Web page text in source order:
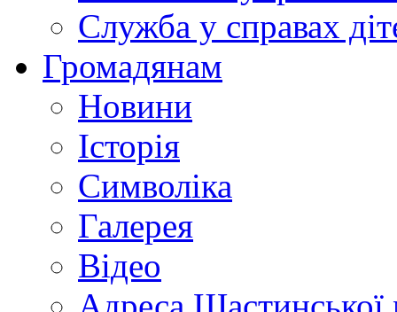
Служба у справах
Громадянам
Новини
Історія
Символіка
Галерея
Відео